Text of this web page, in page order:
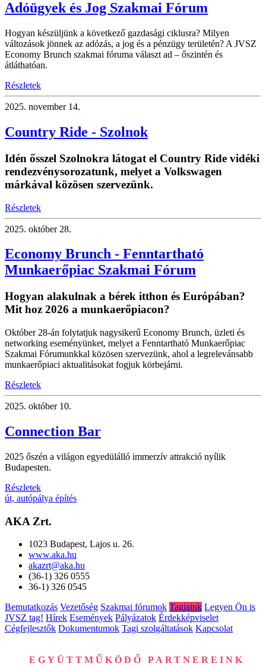
Adóügyek és Jog Szakmai Fórum
Hogyan készüljünk a következő gazdasági ciklusra? Milyen
változások jönnek az adózás, a jog és a pénzügy területén? A JVSZ
Economy Brunch szakmai fóruma választ ad – őszintén és
átláthatóan.
Részletek
2025. november 14.
Country Ride - Szolnok
Idén ősszel Szolnokra látogat el Country Ride vidéki
rendezvénysorozatunk, melyet a Volkswagen
márkával közösen szervezünk.
Részletek
2025. október 28.
Economy Brunch - Fenntartható
Munkaerőpiac Szakmai Fórum
Hogyan alakulnak a bérek itthon és Európában?
Mit hoz 2026 a munkaerőpiacon?
Október 28-án folytatjuk nagysikerű Economy Brunch, üzleti és
networking eseményünket, melyet a Fenntartható Munkaerőpiac
Szakmai Fórumunkkal közösen szervezünk, ahol a legrelevánsabb
munkaerőpiaci aktualitásokat fogjuk körbejárni.
Részletek
2025. október 10.
Connection Bar
2025 őszén a világon egyedülálló immerzív attrakció nyílik
Budapesten.
Részletek
út, autópálya építés
AKA Zrt.
1023 Budapest, Lajos u. 26.
www.aka.hu
akazrt@aka.hu
(36-1) 326 0555
36-1) 326 0545
Bemutatkozás Vezetőség Szakmai fórumok Tagjaink Legyen Ön is
JVSZ tag! Hírek Események Pályázatok Érdekképviselet
Cégfejlesztők Dokumentumok Tagi szolgáltatások Kapcsolat
EGYÜTTMŰKÖDŐ PARTNEREINK